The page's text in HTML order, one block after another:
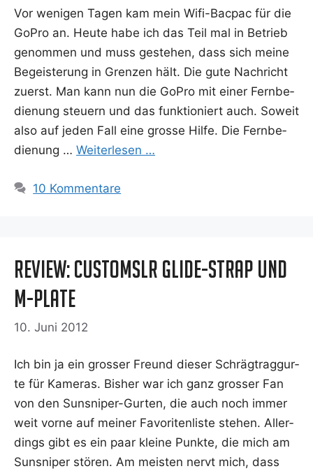
Vor weni­gen Tagen kam mein Wifi-Bacpac für die
GoPro an. Heu­te habe ich das Teil mal in Betrieb
genom­men und muss geste­hen, dass sich mei­ne
Begeis­te­rung in Gren­zen hält. Die gute Nach­richt
zuerst. Man kann nun die GoPro mit einer Fern­be­
die­nung steu­ern und das funk­tio­niert auch. Soweit
also auf jeden Fall eine gros­se Hil­fe. Die Fern­be­
die­nung … Wei­ter­le­sen …
10 Kommentare
Review: CustomSLR Glide-Strap und
M-Plate
10. Juni 2012
Ich bin ja ein gros­ser Freund die­ser Schräg­trag­gur­
te für Kame­ras. Bis­her war ich ganz gros­ser Fan
von den Suns­­ni­­per-Gur­­ten, die auch noch immer
weit vor­ne auf mei­ner Favo­ri­ten­lis­te ste­hen. Aller­
dings gibt es ein paar klei­ne Punk­te, die mich am
Suns­ni­per stö­ren. Am meis­ten nervt mich, dass